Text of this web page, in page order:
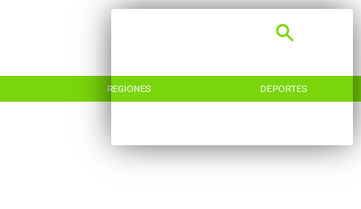
REGIONES DEPORTES